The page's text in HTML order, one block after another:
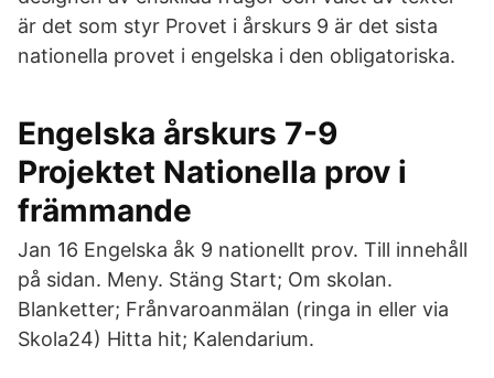
är det som styr Provet i årskurs 9 är det sista
nationella provet i engelska i den obligatoriska.
Engelska årskurs 7-9
Projektet Nationella prov i
främmande
Jan 16 Engelska åk 9 nationellt prov. Till innehåll
på sidan. Meny. Stäng Start; Om skolan.
Blanketter; Frånvaroanmälan (ringa in eller via
Skola24) Hitta hit; Kalendarium.